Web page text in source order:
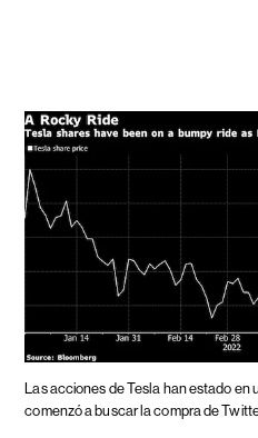
Las acciones de Tesla han estado
comenzó a buscar la compra de